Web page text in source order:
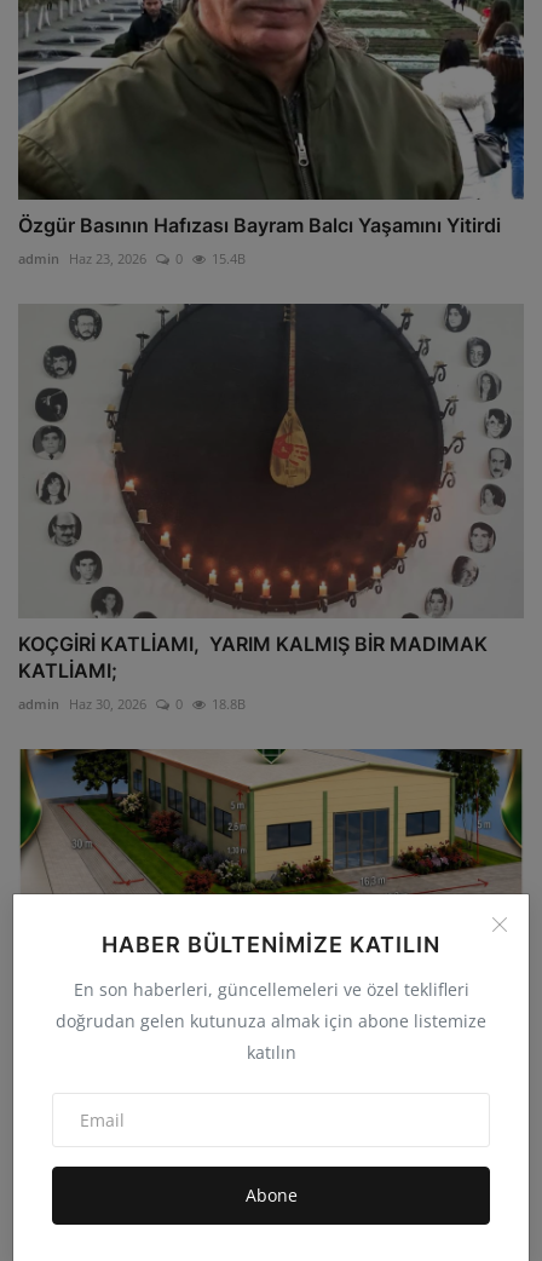
HABER BÜLTENIMIZE KATILIN
En son haberleri, güncellemeleri ve özel teklifleri
doğrudan gelen kutunuza almak için abone listemize
katılın
Abone
Özgür Basının Hafızası Bayram Balcı Yaşamını Yitirdi
admin Haz 23, 2026 0 15.4B
KOÇGİRİ KATLİAMI, YARIM KALMIŞ BİR MADIMAK
KATLİAMI;
admin Haz 30, 2026 0 18.8B
Darıca ve Kürecik Halkına Tarihi Çağrı Gelecek
Nesiller...
admin Haz 23, 2026 0 14B